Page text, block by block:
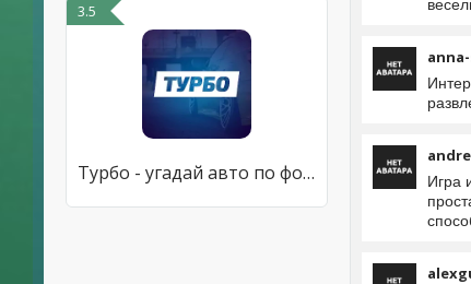
3.5
Турбо - угадай авто по фото
anna-
Игра